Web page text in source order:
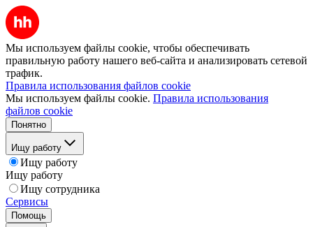
Мы используем файлы cookie, чтобы обеспечивать
правильную работу нашего веб-сайта и анализировать сетевой
трафик.
Правила использования файлов cookie
Мы используем файлы cookie. Правила использования
файлов cookie
Понятно
Ищу работу
Ищу работу
Ищу работу
Ищу сотрудника
Сервисы
Помощь